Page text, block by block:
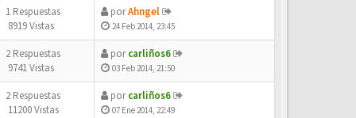
1 Respuestas
8919 Vistas
porAhngel
24 Feb 2014, 23:45
2 Respuestas
9741 Vistas
porcarliños6
03 Feb 2014, 21:50
2 Respuestas
11200 Vistas
porcarliños6
07 Ene 2014, 22:49